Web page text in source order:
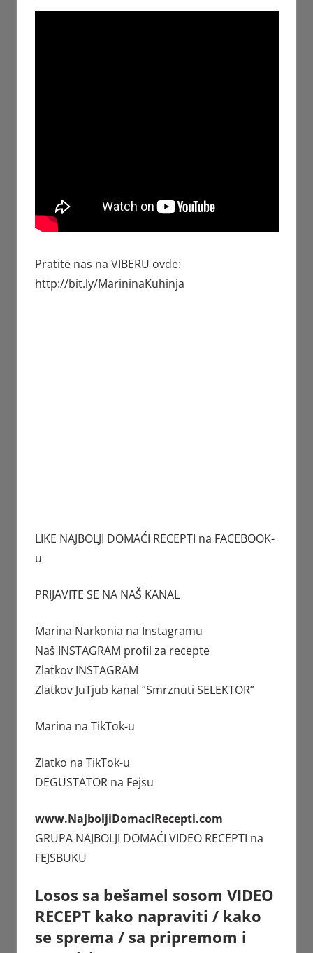
Pratite nas na VIBERU ovde:
http://bit.ly/MarininaKuhinja
LIKE NAJBOLJI DOMAĆI RECEPTI na FACEBOOK-
u
PRIJAVITE SE NA NAŠ KANAL
Marina Narkonia na Instagramu
Naš INSTAGRAM profil za recepte
ZlatkovINSTAGRAM
Zlatkov JuTjub kanal “Smrznuti SELEKTOR”
Marina na TikTok-u
Zlatko na TikTok-u
DEGUSTATORna Fejsu
www.NajboljiDomaciRecepti.com
GRUPA NAJBOLJI DOMAĆI VIDEO RECEPTI na
FEJSBUKU
Losos sa bešamel sosom VIDEO
RECEPT kako napraviti / kako
se sprema / sa pripremom i